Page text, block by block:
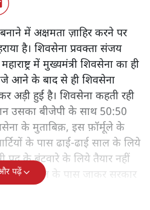
में अक्षमता ज़ाहिर करने पर
है। शिवसेना प्रवक्ता संजय
में मुख्यमंत्री शिवसेना का ही
आने के बाद से ही शिवसेना
अड़ी हुई है। शिवसेना कहती रही
उसका बीजेपी के साथ 50:50
के मुताबिक़, इस फ़ॉर्मूले के
के पास ढाई-ढाई साल के लिये
पद के बंटवारे के लिये तैयार नहीं
राज्यपाल के पास जाकर सरकार
कर दी।
पढ़ें